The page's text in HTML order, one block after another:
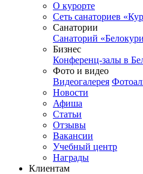
О курорте
Сеть санаториев
Санатории
Санаторий
Бизнес
Конференц-залы в
Фото и видео
Видеогалерея
Новости
Афиша
Статьи
Отзывы
Вакансии
Учебный центр
Награды
Клиентам